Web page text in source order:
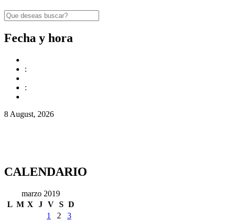
Fecha y hora
:
:
8 August, 2026
CALENDARIO
marzo 2019
L M X J V S D
1
2
3